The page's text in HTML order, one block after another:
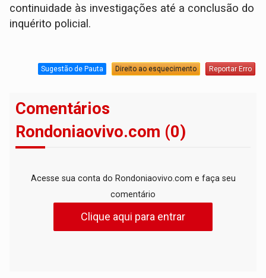
continuidade às investigações até a conclusão do
inquérito policial.
Sugestão de Pauta Direito ao esquecimento Reportar Erro
Comentários
Rondoniaovivo.com (0)
Acesse sua conta do Rondoniaovivo.com e faça seu
comentário
Clique aqui para entrar